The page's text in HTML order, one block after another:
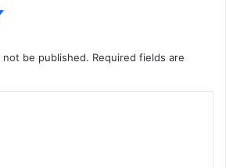
not be published. Required fields are